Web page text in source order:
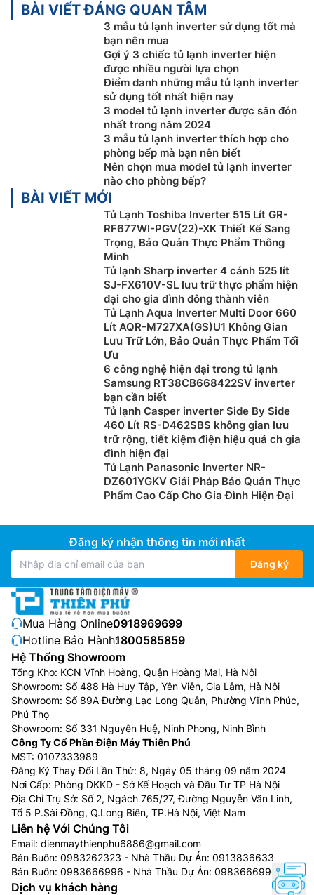
Tiết kiệm điện năng với tấm cách nhiệt
Tủ lạnh Side by sideHitachi R-M800PGV0(GBK) được
trang bị tấm cách nhiệt chân không VIP giúp giữ nhiệt
tốt. Tấm cách nhiệt thiết kế mỏng, bên trong là trạng
thái chân không bằng sợi thủy tinh rất mịn, cách nhiệt
tốt, ngăn nhiệt bên trong không thoát ra ngoài nhằm
tiết kiệm điện năng nhờ vậy giúp tủ giữ lạnh là 15 giờ,
rất tiện ích khi mất điện.
Khử mùi và diệt khuẩn tốt với bộ lọc Triple
Bộ lọc Triple 3 lớp trêntủ lạnh Hitachi giá rẻ R-
M800PGV0(GBK) giúp loại bỏ hiệu quả đến 99%, nhờ
vậy mà thực phẩm bảo quản giúp giữ được vẻ tươi
khả năng loại bỏ 7 phần tử mùi: Methyl Mercaptan,
Ammonia, Acetaldehyd, Trimethylamine, Propanal,
Hexanal và Acetic Acid.
Ngăn rau quả tự cân bằng độ ẩm
Để bảo quản thực phẩm tươi lâu hơn, mỗi ngăn rau
quả được duy trì độ ẩm cao ở mức tối ưu xấp xỉ 90%
với luồng khí lạnh thổi gián tiếp. Thiết kế ngăn rau quả
hoàn toàn riêng biệt giúp dễ dàng phân loại và bảo
quản thực phẩm một cách ngăn nắp. Từng ngăn luôn
đầy ắp không khí sạch và hoàn toàn không bị lẫn mùi
BÀI VIẾT ĐÁNG QUAN TÂM
3 mẫu tủ lạnh inverter sử dụng tốt mà
bạn nên mua
Gợi ý 3 chiếc tủ lạnh inverter hiện
được nhiều người lựa chọn
Điểm danh những mẫu tủ lạnh inverter
sử dụng tốt nhất hiện nay
3 model tủ lạnh inverter được săn đón
nhất trong năm 2024
3 mẫu tủ lạnh inverter thích hợp cho
phòng bếp mà bạn nên biết
Nên chọn mua model tủ lạnh inverter
nào cho phòng bếp?
BÀI VIẾT MỚI
Tủ Lạnh Toshiba Inverter 515 Lít GR-
RF677WI-PGV(22)-XK Thiết Kế Sang
Trọng, Bảo Quản Thực Phẩm Thông
Minh
Tủ lạnh Sharp inverter 4 cánh 525 lít
SJ-FX610V-SL lưu trữ thực phẩm hiện
đại cho gia đình đông thành viên
Tủ Lạnh Aqua Inverter Multi Door 660
Lít AQR-M727XA(GS)U1 Không Gian
Lưu Trữ Lớn, Bảo Quản Thực Phẩm Tối
Ưu
6 công nghệ hiện đại trong tủ lạnh
Samsung RT38CB668422SV inverter
bạn cần biết
Tủ lạnh Casper inverter Side By Side
460 Lít RS-D462SBS không gian lưu
trữ rộng, tiết kiệm điện hiệu quả ch gia
đình hiện đại
Tủ Lạnh Panasonic Inverter NR-
DZ601YGKV Giải Pháp Bảo Quản Thực
Phẩm Cao Cấp Cho Gia Đình Hiện Đại
Đăng ký nhận thông tin mới nhất
Đăng ký
Mua Hàng Online:0918969699
Hotline Bảo Hành:1800585859
Hệ Thống Showroom
Tổng Kho: KCN Vĩnh Hoàng, Quận Hoàng Mai, Hà Nội
Showroom: Số 488 Hà Huy Tập, Yên Viên, Gia Lâm, Hà Nội
Showroom: Số 89A Đường Lạc Long Quân, Phường Vĩnh Phúc,
Phú Thọ
Showroom: Số 331 Nguyễn Huệ, Ninh Phong, Ninh Bình
Công Ty Cổ Phần Điện Máy Thiên Phú
MST: 0107333989
Đăng Ký Thay Đổi Lần Thứ: 8, Ngày 05 tháng 09 năm 2024
Nơi Cấp: Phòng DKKD - Sở Kế Hoạch và Đầu Tư TP Hà Nội
Địa Chỉ Trụ Sở: Số 2, Ngách 765/27, Đường Nguyễn Văn Linh,
Tổ 5 P.Sài Đồng, Q.Long Biên, TP.Hà Nội, Việt Nam
Liên hệ Với Chúng Tôi
Email: dienmaythienphu6886@gmail.com
Bán Buôn: 0983262323 - Nhà Thầu Dự Án: 0913836633
Bán Buôn: 0983666996 - Nhà Thầu Dự Án: 0983666996
Dịch vụ khách hàng